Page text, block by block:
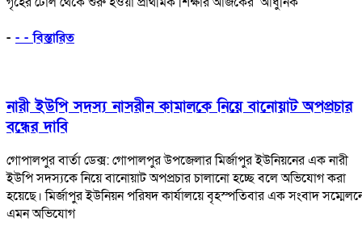
- - - বিস্তারিত
নারী ইউপি সদস্য নাসরীন কামালকে নিয়ে বানোয়াট অপপ্রচার
বন্ধের দাবি
গোপালপুর বার্তা ডেক্স: গোপালপুর উপজেলার মির্জাপুর ইউনিয়নের এক নারী
ইউপি সদস্যকে নিয়ে বানোয়াট অপপ্রচার চালানো হচ্ছে বলে অভিযোগ করা
হয়েছে। মির্জাপুর ইউনিয়ন পরিষদ কার্যালয়ে বৃহস্পতিবার এক সংবাদ
এমন অভিযোগ